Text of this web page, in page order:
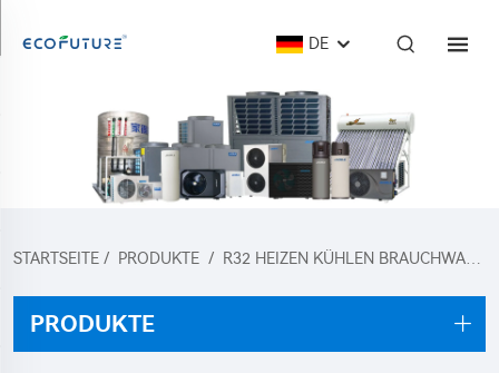
DE
STARTSEITE / PRODUKTE / R32 HEIZEN KÜHLEN BRAUCHWASSER WÄRMEPUMPE
PRODUKTE